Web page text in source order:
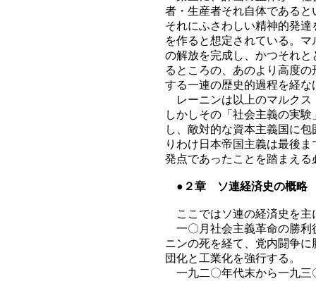
者・生産者それ自体である
それにふさわしい精神的発
を作ると想定されている。
の解放を完成し、かつそれ
るところの、あのより高度
する一連の歴史的過程を経
レーニンは以上のマルクス
しかしその「社会主義の実
し、敵対的な資本主義国に
りわけ日本帝国主義は最後
発点であったことを踏まえる
●２章 ソ連経済史の概略
ここではソ連の経済史を主
一〇月社会主義革命の勝利
ニンの死を経て、党内闘争
団化と工業化を強行する。
一九二〇年代末から一九三